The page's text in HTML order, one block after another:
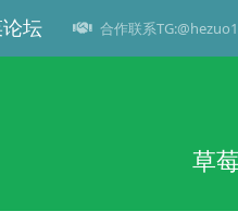
坛 合作联系
草